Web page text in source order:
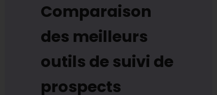
Comparaison
des meilleurs
outils de suivi de
prospects